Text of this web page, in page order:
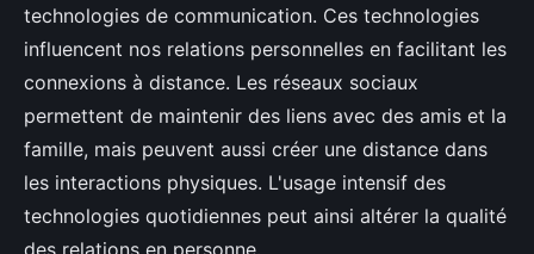
technologies de communication. Ces technologies
influencent nos relations personnelles en facilitant les
connexions à distance. Les réseaux sociaux
permettent de maintenir des liens avec des amis et la
famille, mais peuvent aussi créer une distance dans
les interactions physiques. L'usage intensif des
technologies quotidiennes peut ainsi altérer la qualité